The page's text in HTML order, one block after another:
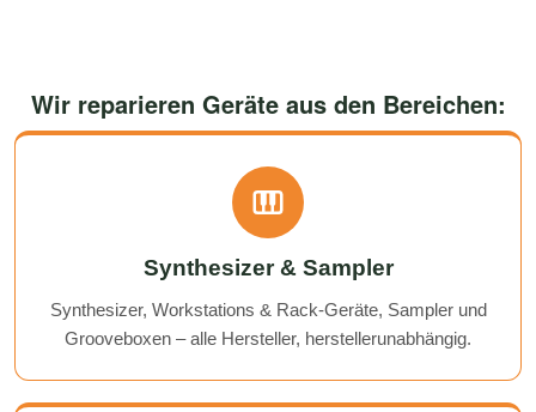
Wir reparieren Geräte aus den Bereichen:
Synthesizer & Sampler
Synthesizer, Workstations & Rack-Geräte, Sampler und
Grooveboxen – alle Hersteller, herstellerunabhängig.